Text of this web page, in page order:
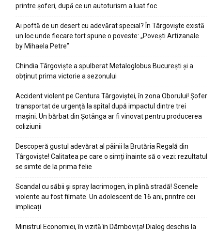
printre șoferi, după ce un autoturism a luat foc
Ai poftă de un desert cu adevărat special? În Târgoviște există
un loc unde fiecare tort spune o poveste: „Povești Artizanale
by Mihaela Petre”
Chindia Târgoviște a spulberat Metaloglobus București și a
obținut prima victorie a sezonului
Accident violent pe Centura Târgoviștei, în zona Oborului! Șofer
transportat de urgență la spital după impactul dintre trei
mașini. Un bărbat din Șotânga ar fi vinovat pentru producerea
coliziunii
Descoperă gustul adevărat al pâinii la Brutăria Regală din
Târgoviște! Calitatea pe care o simți înainte să o vezi: rezultatul
se simte de la prima felie
Scandal cu săbii și spray lacrimogen, în plină stradă! Scenele
violente au fost filmate. Un adolescent de 16 ani, printre cei
implicați
Ministrul Economiei, în vizită în Dâmbovița! Dialog deschis la